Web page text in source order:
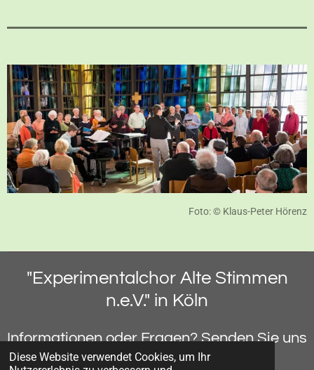
Diese Website verwendet Cookies, um Ihr
Foto:© Klaus-Peter Hörenz
"Experimentalchor Alte Stimmen
n.e.V." in Köln
Informationen oder Fragen? Senden Sie uns
gerne ........eine Mail